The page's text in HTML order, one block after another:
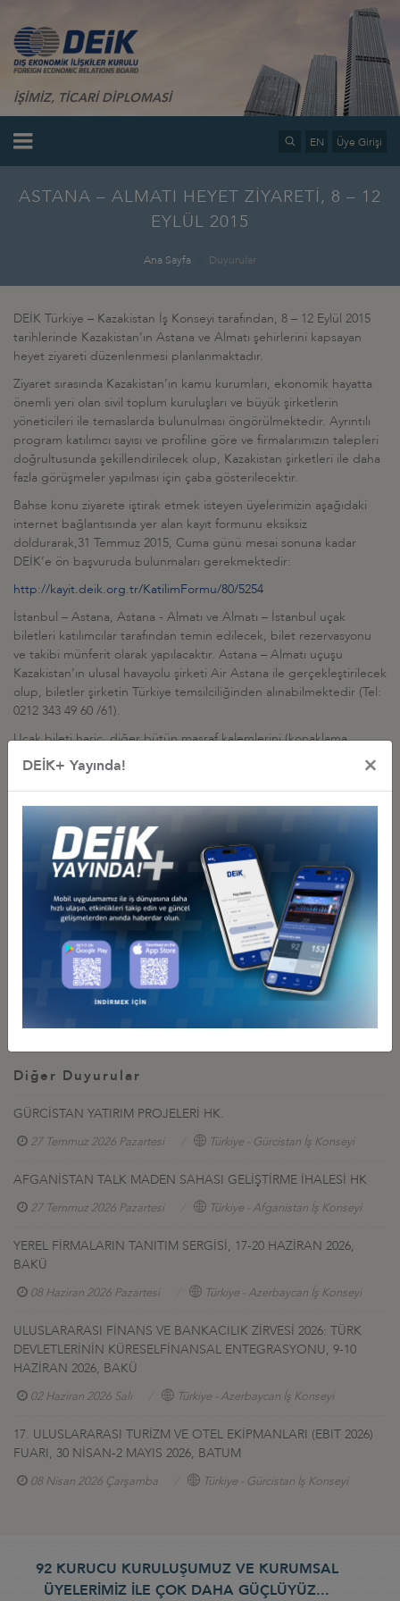
İŞİMİZ, TİCARİ DİPLOMASİ
EN Üye Girişi
ASTANA – ALMATI HEYET ZİYARETİ, 8 – 12
EYLÜL 2015
Ana Sayfa Duyurular
DEİK Türkiye – Kazakistan İş Konseyi tarafından, 8 – 12 Eylül 2015
tarihlerinde Kazakistan’ın Astana ve Almatı şehirlerini kapsayan
heyet ziyareti düzenlenmesi planlanmaktadır.
Ziyaret sırasında Kazakistan’ın kamu kurumları, ekonomik hayatta
önemli yeri olan sivil toplum kuruluşları ve büyük şirketlerin
yöneticileri ile temaslarda bulunulması öngörülmektedir. Ayrıntılı
program katılımcı sayısı ve profiline göre ve firmalarımızın talepleri
doğrultusunda şekillendirilecek olup, Kazakistan şirketleri ile daha
fazla görüşmeler yapılması için çaba gösterilecektir.
Bahse konu ziyarete iştirak etmek isteyen üyelerimizin aşağıdaki
internet bağlantısında yer alan kayıt formunu eksiksiz
doldurarak,31 Temmuz 2015, Cuma günü mesai sonuna kadar
DEİK’e ön başvuruda bulunmaları gerekmektedir:
http://kayit.deik.org.tr/KatilimFormu/80/5254
İstanbul – Astana, Astana - Almatı ve Almatı – İstanbul uçak
biletleri katılımcılar tarafından temin edilecek, bilet rezervasyonu
ve takibi münferit olarak yapılacaktır. Astana – Almatı uçuşu
Kazakistan’ın ulusal havayolu şirketi Air Astana ile gerçekleştirilecek
olup, biletler şirketin Türkiye temsilciliğinden alınabilmektedir (Tel:
0212 343 49 60 /61).
Uçak bileti hariç, diğer bütün masraf kalemlerini (konaklama,
program süresince yapılacak transferler, toplantılarda tercüme
hizmetleri vs.) kapsayan katılım ücreti önümüzdeki günlerde
belirlenecek ve ön başvuruda bulunan üyelerimiz bu konuda ayrıca
bilgilendirilecektir.
Etkin ve tatmin edici ziyaret programının hazırlanabilmesi için
müracaatların son başvuru tarihinden önce yapılması büyük önem
taşımaktadır.
İlgili Dosyalar
Program
Bilgi Notu
Diğer Duyurular
GÜRCİSTAN YATIRIM PROJELERİ HK.
27 Temmuz 2026 Pazartesi Türkiye - Gürcistan İş Konseyi
AFGANİSTAN TALK MADEN SAHASI GELİŞTİRME İHALESİ HK
27 Temmuz 2026 Pazartesi Türkiye - Afganistan İş Konseyi
YEREL FİRMALARIN TANITIM SERGİSİ, 17-20 HAZİRAN 2026,
BAKÜ
08 Haziran 2026 Pazartesi Türkiye - Azerbaycan İş Konseyi
ULUSLARARASI FİNANS VE BANKACILIK ZİRVESİ 2026: TÜRK
DEVLETLERİNİN KÜRESELFİNANSAL ENTEGRASYONU, 9-10
HAZİRAN 2026, BAKÜ
02 Haziran 2026 Salı Türkiye - Azerbaycan İş Konseyi
17. ULUSLARARASI TURİZM VE OTEL EKİPMANLARI (EBIT 2026)
FUARI, 30 NİSAN-2 MAYIS 2026, BATUM
08 Nisan 2026 Çarşamba Türkiye - Gürcistan İş Konseyi
92 KURUCU KURULUŞUMUZ VE KURUMSAL
ÜYELERİMİZ İLE ÇOK DAHA GÜÇLÜYÜZ...
DEİK+ Yayında! ×